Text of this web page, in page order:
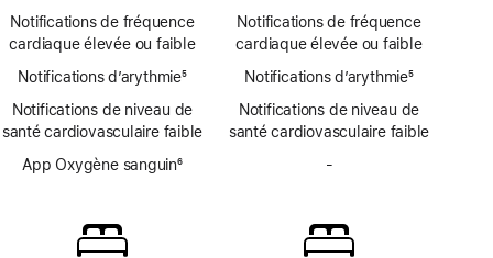
bas
de
de
bas
de
Notifications de fréquence
cardiaque élevée ou faible
Notifications d’arythmie
de
bas
de
5
Notifications de niveau de
santé cardiovasculaire faible
App Oxygène sanguin6
d’hypertension
d’app
ECG
Notifications de fréquence
cardiaque élevée ou faible
Notifications d’arythmie
de
bas
5
Notifications de niveau de
santé cardiovasculaire faible
-
sanguin